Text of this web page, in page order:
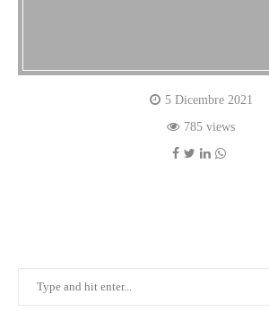
5 Dicembre 2021
785 views